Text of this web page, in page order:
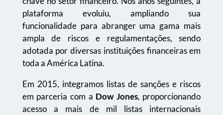
plataforma evoluiu, ampliando sua
funcionalidade para abranger uma gama mais
ampla de riscos e regulamentações, sendo
adotada por diversas instituições financeiras em
toda a América Latina.
Em 2015, integramos listas de sanções e riscos
em parceria com a Dow Jones, proporcionando
acesso a mais de mil listas internacionais